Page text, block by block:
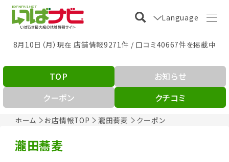
Language
8月10日（月）現在 店舗情報9271件 / 口コミ40667件を掲載中
ホーム お店情報TOP 瀧田蕎麦 クーポン
TOP
お知らせ
クーポン
クチコミ
瀧田蕎麦